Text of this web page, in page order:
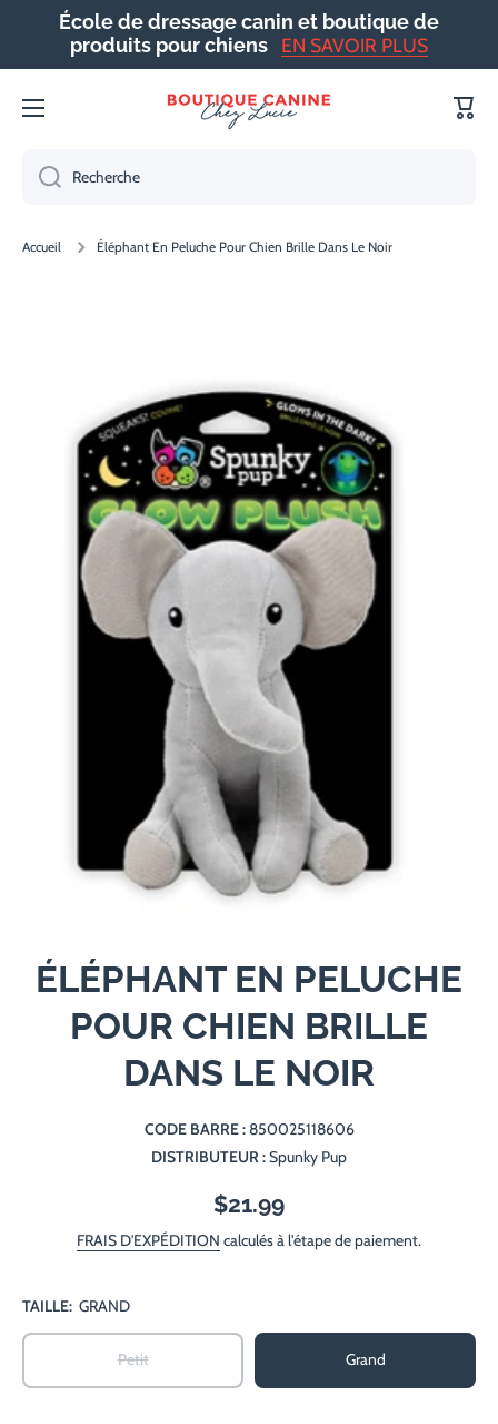
IGNORER ET PASSER AU CONTENU
École de dressage canin et boutique de
produits pour chiens EN SAVOIR PLUS
Recherche
Accueil Éléphant En Peluche Pour Chien Brille Dans Le Noir
ÉLÉPHANT EN PELUCHE
POUR CHIEN BRILLE
DANS LE NOIR
CODE BARRE :850025118606
DISTRIBUTEUR :Spunky Pup
$21.99
FRAIS D'EXPÉDITION calculés à l'étape de paiement.
TAILLE: GRAND
Petit Grand